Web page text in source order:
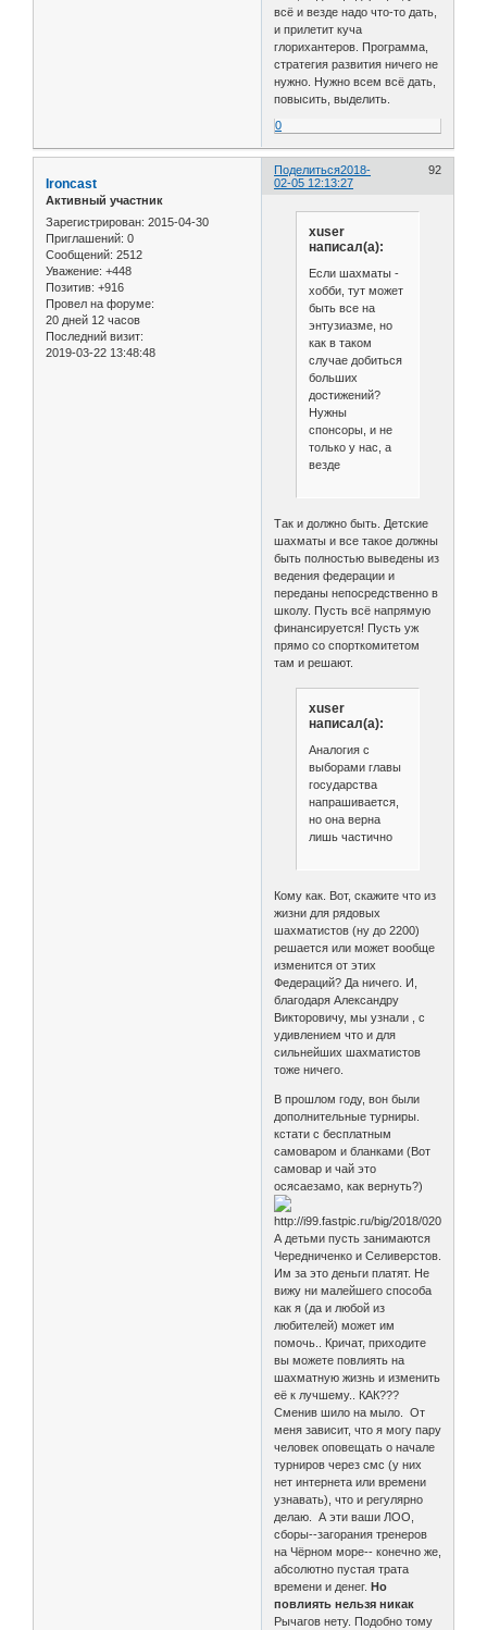
всё и везде надо что-то дать,
и прилетит куча
глорихантеров. Программа,
стратегия развития ничего не
нужно. Нужно всем всё дать,
повысить, выделить.
0
Поделиться 92
2018-
02-05 12:13:27
Ironcast
Активный участник
Зарегистрирован: 2015-04-30
Приглашений: 0
Сообщений: 2512
Уважение: +448
Позитив: +916
Провел на форуме:
20 дней 12 часов
Последний визит:
2019-03-22 13:48:48
xuser
написал(а):
Если шахматы -
хобби, тут может
быть все на
энтузиазме, но
как в таком
случае добиться
больших
достижений?
Нужны
спонсоры, и не
только у нас, а
везде
Так и должно быть. Детские
шахматы и все такое должны
быть полностью выведены из
ведения федерации и
переданы непосредственно в
школу. Пусть всё напрямую
финансируется! Пусть уж
прямо со спорткомитетом
там и решают.
xuser
написал(а):
Аналогия с
выборами главы
государства
напрашивается,
но она верна
лишь частично
Кому как. Вот, скажите что из
жизни для рядовых
шахматистов (ну до 2200)
решается или может вообще
изменится от этих
Федераций? Да ничего. И,
благодаря Александру
Викторовичу, мы узнали , с
удивлением что и для
сильнейших шахматистов
тоже ничего.
В прошлом году, вон были
дополнительные турниры.
кстати с бесплатным
самоваром и бланками (Вот
самовар и чай это
осясаезамо, как вернуть?)
А детьми пусть занимаются
Чередниченко и Селиверстов.
Им за это деньги платят. Не
вижу ни малейшего способа
как я (да и любой из
любителей) может им
помочь.. Кричат, приходите
вы можете повлиять на
шахматную жизнь и изменить
её к лучшему.. КАК???
Сменив шило на мыло. От
меня зависит, что я могу пару
человек оповещать о начале
турниров через смс (у них
нет интернета или времени
узнавать), что и регулярно
делаю. А эти ваши ЛОО,
сборы--загорания тренеров
на Чёрном море-- конечно же,
абсолютно пустая трата
времени и денег. Но
повлиять нельзя никак
Рычагов нету. Подобно тому